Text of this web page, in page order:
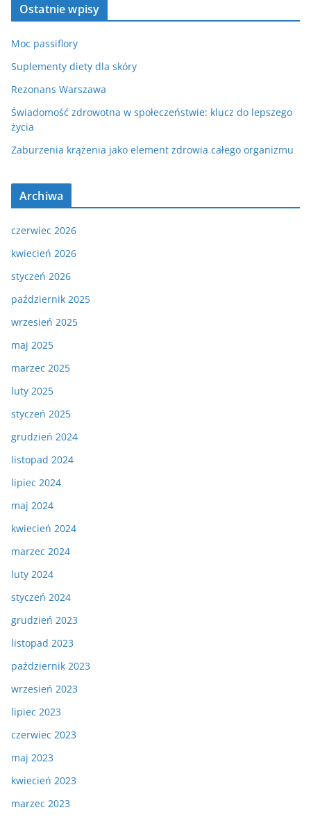
Ostatnie wpisy
Moc passiflory
Suplementy diety dla skóry
Rezonans Warszawa
Świadomość zdrowotna w społeczeństwie: klucz do lepszego
życia
Zaburzenia krążenia jako element zdrowia całego organizmu
Archiwa
czerwiec 2026
kwiecień 2026
styczeń 2026
październik 2025
wrzesień 2025
maj 2025
marzec 2025
luty 2025
styczeń 2025
grudzień 2024
listopad 2024
lipiec 2024
maj 2024
kwiecień 2024
marzec 2024
luty 2024
styczeń 2024
grudzień 2023
listopad 2023
październik 2023
wrzesień 2023
lipiec 2023
czerwiec 2023
maj 2023
kwiecień 2023
marzec 2023